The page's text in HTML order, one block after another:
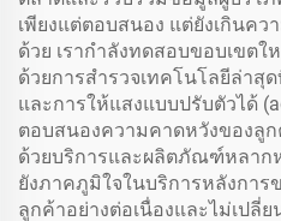
เพียงแต่ตอบสนอง แต่ยังเกินคว
ด้วย เรากำลังทดสอบขอบเขต
ด้วยการสำรวจเทคโนโลยีล่าสุ
และการให้แสงแบบปรับตัวได้
ตอบสนองความคาดหวังของลูก
ด้วยบริการและผลิตภัณฑ์หลาก
ยังภาคภูมิใจในบริการหลังกา
ลูกค้าอย่างต่อเนื่องและไม่เปลี่ย